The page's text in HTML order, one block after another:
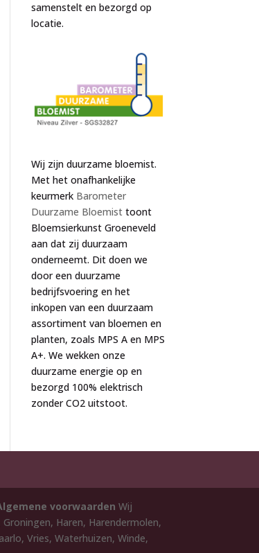
samenstelt en bezorgd op
locatie.
Wij zijn duurzame bloemist.
Met het onafhankelijke
keurmerk Barometer
Duurzame Bloemist toont
Bloemsierkunst Groeneveld
aan dat zij duurzaam
onderneemt. Dit doen we
door een duurzame
bedrijfsvoering en het
inkopen van een duurzaam
assortiment van bloemen en
planten, zoals MPS A en MPS
A+. We wekken onze
duurzame energie op en
bezorgd 100% elektrisch
zonder CO2 uitstoot.
voorwaarden Wij
Haren, Harendermolen,
Vries, Waterhuizen, Winde,